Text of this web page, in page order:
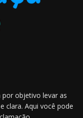
objetivo levar as
clara. Aqui você pode